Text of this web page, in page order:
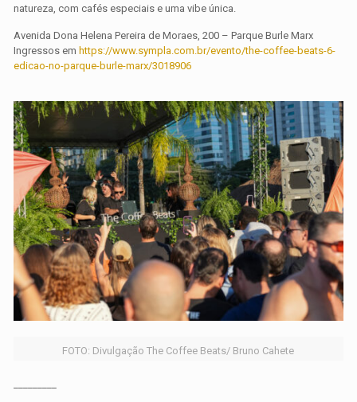
natureza, com cafés especiais e uma vibe única.
Avenida Dona Helena Pereira de Moraes, 200 – Parque Burle Marx
Ingressos em https://www.sympla.com.br/evento/the-coffee-beats-6-
edicao-no-parque-burle-marx/3018906
FOTO: Divulgação The Coffee Beats/ Bruno Cahete